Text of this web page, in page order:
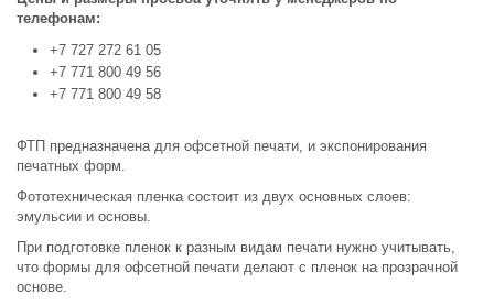
телефонам:
+7 727 272 61 05
+7 771 800 49 56
+7 771 800 49 58
ФТП предназначена для офсетной печати, и экспонирования
печатных форм.
Фототехническая пленка состоит из двух основных слоев:
эмульсии и основы.
При подготовке пленок к разным видам печати нужно учитывать,
что формы для офсетной печати делают с пленок на прозрачной
основе.